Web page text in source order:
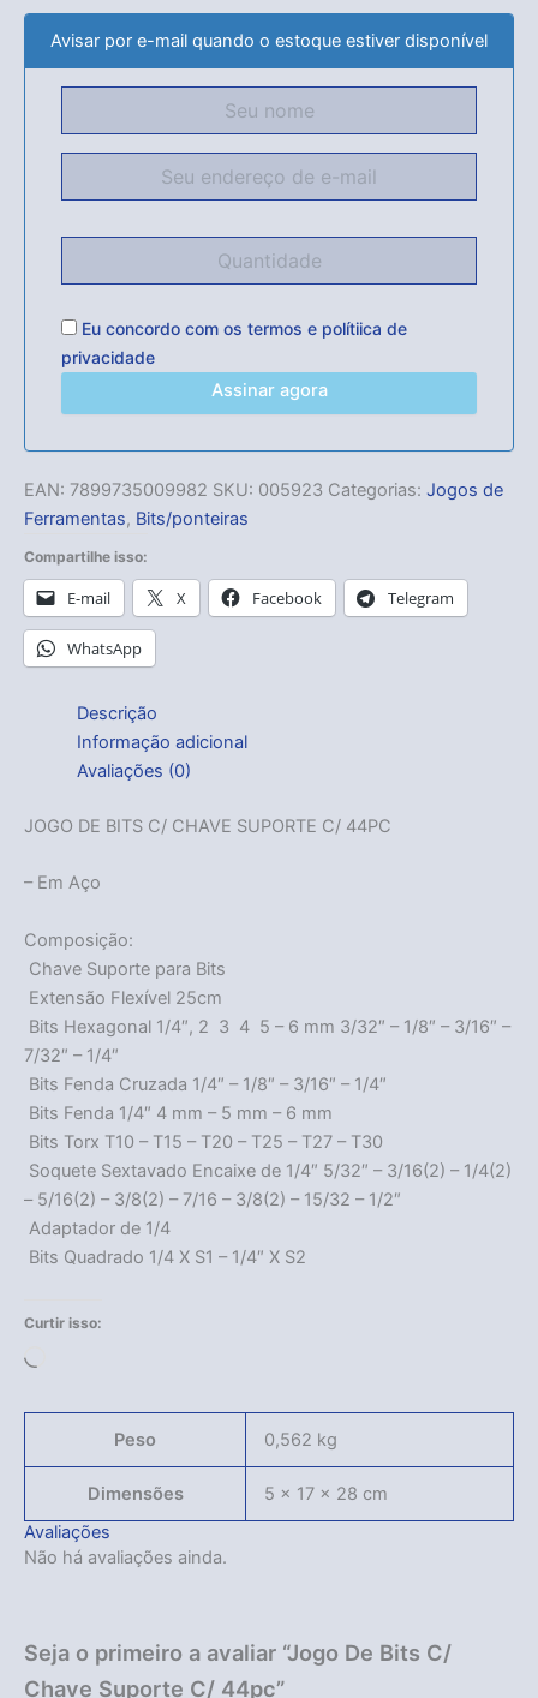
Avisar por e-mail quando o estoque estiver disponível
Eu concordo com os termos e polítiica de
privacidade
Assinar agora
EAN: 7899735009982 SKU: 005923 Categorias: Jogos de
Ferramentas, Bits/ponteiras
Compartilhe isso:
E-mail X Facebook Telegram
WhatsApp
Descrição
Informação adicional
Avaliações (0)
JOGO DE BITS C/ CHAVE SUPORTE C/ 44PC
– Em Aço
Composição:
 Chave Suporte para Bits
 Extensão Flexível 25cm
 Bits Hexagonal 1/4″, 2  3  4  5 – 6 mm 3/32″ – 1/8″ – 3/16″ –
7/32″ – 1/4″
 Bits Fenda Cruzada 1/4″ – 1/8″ – 3/16″ – 1/4″
 Bits Fenda 1/4″ 4 mm – 5 mm – 6 mm
 Bits Torx T10 – T15 – T20 – T25 – T27 – T30
 Soquete Sextavado Encaixe de 1/4″ 5/32″ – 3/16(2) – 1/4(2)
– 5/16(2) – 3/8(2) – 7/16 – 3/8(2) – 15/32 – 1/2″
 Adaptador de 1/4
 Bits Quadrado 1/4 X S1 – 1/4″ X S2
Curtir isso:
Peso 0,562 kg
Dimensões
5 × 17 × 28 cm
Avaliações
Não há avaliações ainda.
Seja o primeiro a avaliar “Jogo De Bits C/
Chave Suporte C/ 44pc”